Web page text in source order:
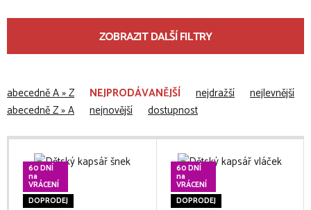
ZOBRAZIT DALŠÍ FILTRY
abecedně A » Z NEJPRODÁVANĚJŠÍ nejdražší
nejlevnější
abecedně Z » A
nejnovější dostupnost
60 DNÍ
na
VRÁCENÍ
DOPRODEJ
60 DNÍ
na
VRÁCENÍ
DOPRODEJ